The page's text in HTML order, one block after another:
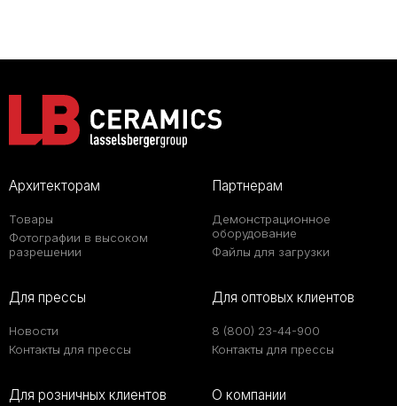
Архитекторам
Товары
Фотографии в высоком
разрешении
Партнерам
Демонстрационное
оборудование
Файлы для загрузки
Для прессы
Новости
Контакты для прессы
Для оптовых клиентов
8 (800) 23-44-900
Контакты для прессы
Для розничных клиентов О компании